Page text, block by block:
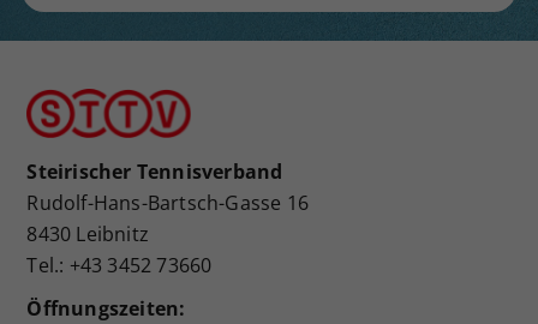
Steirischer Tennisverband
Rudolf-Hans-Bartsch-Gasse 16
8430 Leibnitz
Tel.: +43 3452 73660
Öffnungszeiten: